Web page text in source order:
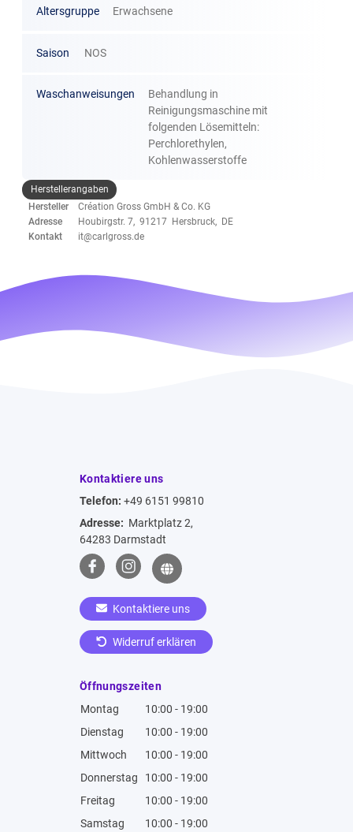
Altersgruppe Erwachsene
Saison NOS
Waschanweisungen
Behandlung in
Reinigungsmaschine mit
folgenden Lösemitteln:
Perchlorethylen,
Kohlenwasserstoffe
Herstellerangaben
Hersteller
Création Gross GmbH & Co. KG
Adresse
Houbirgstr. 7, 91217 Hersbruck, DE
Kontakt
it@carlgross.de
Kontaktiere uns
Telefon: +49 6151 99810
Adresse: Marktplatz 2,
64283 Darmstadt
Kontaktiere uns
Widerruf erklären
Öffnungszeiten
Montag
10:00 - 19:00
Dienstag
10:00 - 19:00
Mittwoch
10:00 - 19:00
Donnerstag
10:00 - 19:00
Freitag
10:00 - 19:00
Samstag
10:00 - 19:00